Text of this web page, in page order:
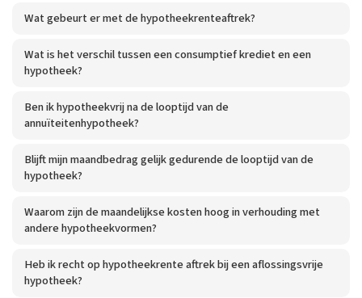
Wat gebeurt er met de hypotheekrenteaftrek?
Wat is het verschil tussen een consumptief krediet en een
hypotheek?
Ben ik hypotheekvrij na de looptijd van de
annuïteitenhypotheek?
Blijft mijn maandbedrag gelijk gedurende de looptijd van de
hypotheek?
Waarom zijn de maandelijkse kosten hoog in verhouding met
andere hypotheekvormen?
Heb ik recht op hypotheekrente aftrek bij een aflossingsvrije
hypotheek?